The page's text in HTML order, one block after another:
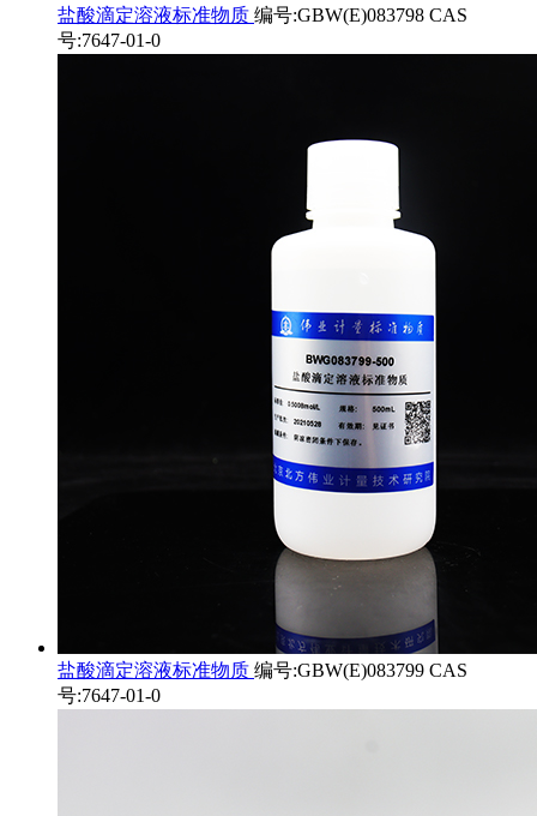
盐酸滴定溶液标准物质 编号:GBW(E)083798 CAS
号:7647-01-0
盐酸滴定溶液标准物质 编号:GBW(E)083799 CAS
号:7647-01-0